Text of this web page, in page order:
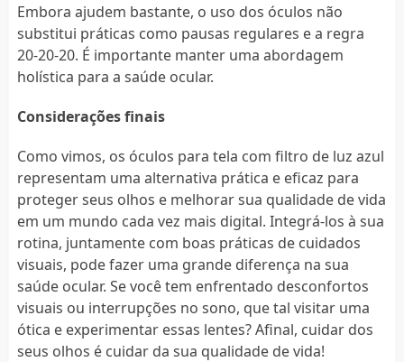
Embora ajudem bastante, o uso dos óculos não
substitui práticas como pausas regulares e a regra
20-20-20. É importante manter uma abordagem
holística para a saúde ocular.
Considerações finais
Como vimos, os óculos para tela com filtro de luz azul
representam uma alternativa prática e eficaz para
proteger seus olhos e melhorar sua qualidade de vida
em um mundo cada vez mais digital. Integrá-los à sua
rotina, juntamente com boas práticas de cuidados
visuais, pode fazer uma grande diferença na sua
saúde ocular. Se você tem enfrentado desconfortos
visuais ou interrupções no sono, que tal visitar uma
ótica e experimentar essas lentes? Afinal, cuidar dos
seus olhos é cuidar da sua qualidade de vida!